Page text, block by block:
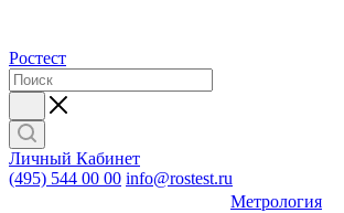
Ростест
Личный Кабинет
(495) 544 00 00 info@rostest.ru
Метрология